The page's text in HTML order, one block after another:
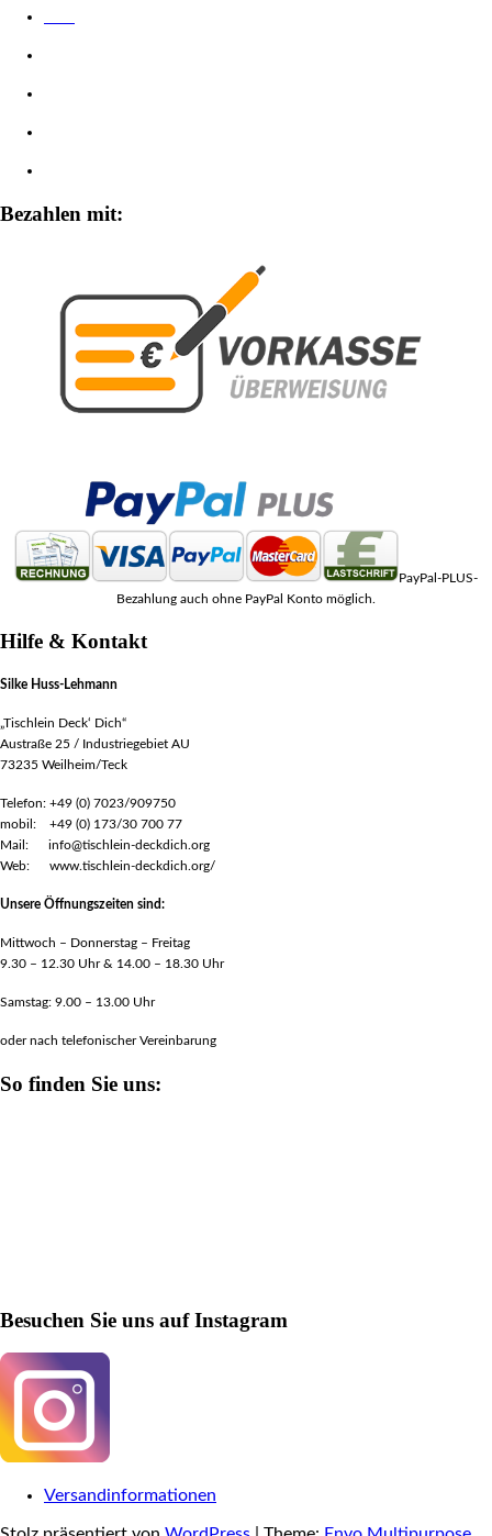
Bezahlen mit:
PayPal-PLUS-
Bezahlung auch ohne PayPal Konto möglich.
Hilfe & Kontakt
Silke Huss-Lehmann
„Tischlein Deck‘ Dich“
Austraße 25 / Industriegebiet AU
73235 Weilheim/Teck
Telefon: +49 (0) 7023/909750
mobil: +49 (0) 173/30 700 77
Mail: info@tischlein-deckdich.org
Web: www.tischlein-deckdich.org/
Unsere Öffnungszeiten sind:
Mittwoch – Donnerstag – Freitag
9.30 – 12.30 Uhr & 14.00 – 18.30 Uhr
Samstag: 9.00 – 13.00 Uhr
oder nach telefonischer Vereinbarung
So finden Sie uns:
Besuchen Sie uns auf Instagram
Versandinformationen